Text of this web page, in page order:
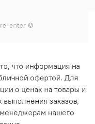
re-enter ©
что информация на
офертой. Для
о ценах на товары и
выполнения заказов,
нашего